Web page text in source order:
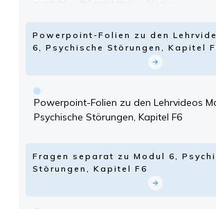
Powerpoint-Folien zu den
6, Psychische Störungen, Kapitel
Powerpoint-Folien zu den Lehrvideos
Psychische Störungen, Kapitel F6
Fragen separat zu Modul 6,
Störungen, Kapitel F6